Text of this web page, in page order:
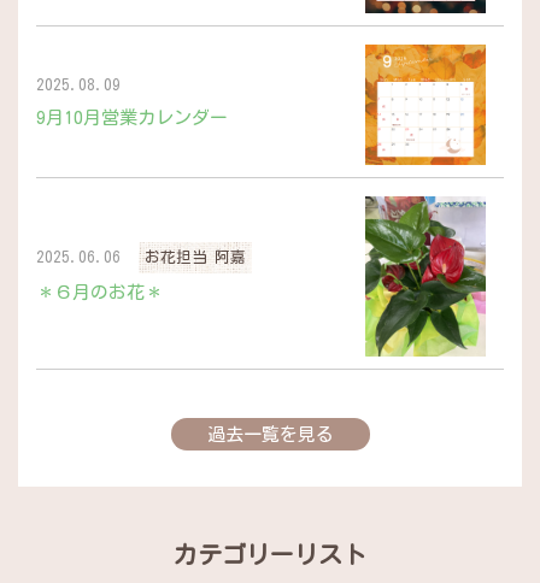
2025.08.09
9月10月営業カレンダー
2025.06.06 お花担当 阿嘉
＊６月のお花＊
過去一覧を見る
カテゴリーリスト